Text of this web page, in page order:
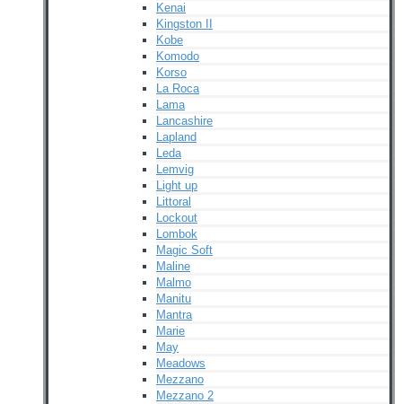
Kenai
Kingston II
Kobe
Komodo
Korso
La Roca
Lama
Lancashire
Lapland
Leda
Lemvig
Light up
Littoral
Lockout
Lombok
Magic Soft
Maline
Malmo
Manitu
Mantra
Marie
May
Meadows
Mezzano
Mezzano 2